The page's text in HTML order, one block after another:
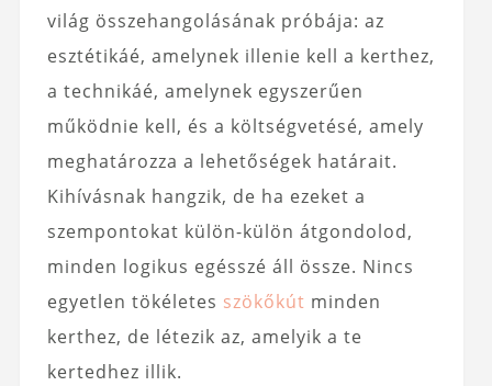
világ összehangolásának próbája: az
esztétikáé, amelynek illenie kell a kerthez,
a technikáé, amelynek egyszerűen
működnie kell, és a költségvetésé, amely
meghatározza a lehetőségek határait.
Kihívásnak hangzik, de ha ezeket a
szempontokat külön-külön átgondolod,
minden logikus egésszé áll össze. Nincs
egyetlen tökéletes szökőkút minden
kerthez, de létezik az, amelyik a te
kertedhez illik.